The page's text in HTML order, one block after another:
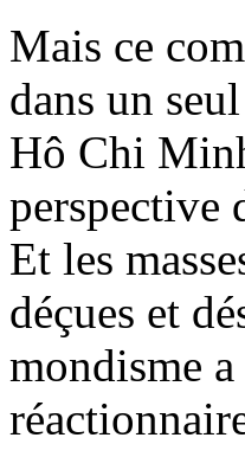
Mais ce
dans un
Hô Chi
perspective
Et les
déçues et
mondisme